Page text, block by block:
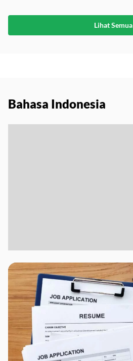
Lihat Semua
Bahasa Indonesia